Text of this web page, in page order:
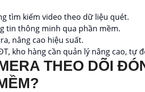
tìm kiếm video theo dữ liệu quét.
tin thông minh qua phần mềm.
nâng cao hiệu suất.
kho hàng cần quản lý nâng cao, tự
THEO DÕI